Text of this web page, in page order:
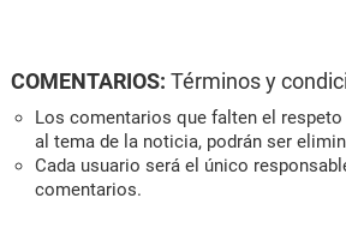
COMENTARIOS: Términos y
Los comentarios que falten el
al tema de la noticia, podrán ser
Cada usuario será el único
comentarios.